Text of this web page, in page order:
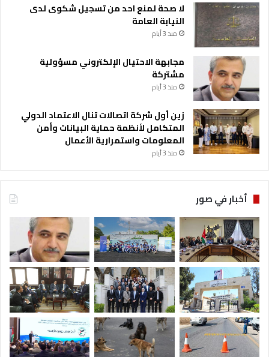
لا صحة لمنع احد من تسجيل شكوى لدى
النيابة العامة
منذ 3 أيام
مجابهة الاحتيال الإلكتروني مسؤولية
مشتركة
منذ 3 أيام
زين أول شركة اتصالات تنال الاعتماد الدولي
المتكامل لأنظمة حماية البيانات وأمن
المعلومات واستمرارية الأعمال
منذ 3 أيام
أخبار في صور